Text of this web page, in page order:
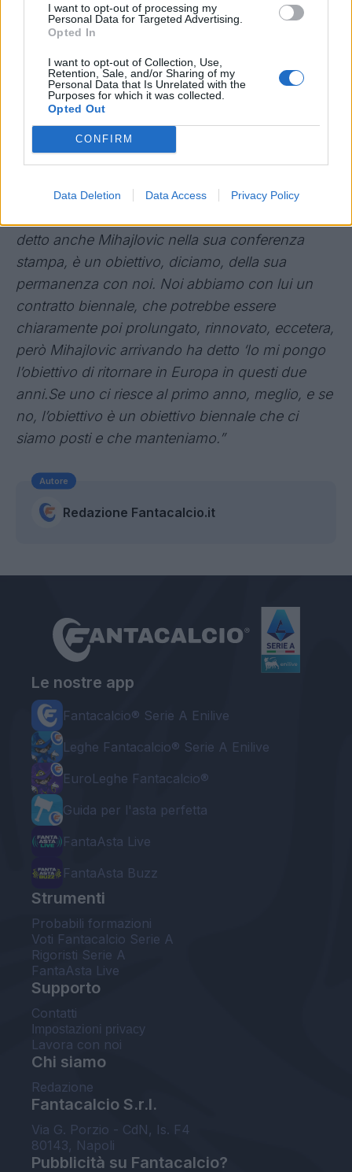
I want to opt-out of processing my
Personal Data for Targeted Advertising.
Opted In
I want to opt-out of Collection, Use,
Retention, Sale, and/or Sharing of my
Personal Data that Is Unrelated with the
Purposes for which it was collected.
Opted Out
CONFIRM
Data Deletion Data Access Privacy Policy
quest anno sono 34 milioni investiti, l’anno
scorso erano 26 l’anno prima 21 e l’anno prima
ancora erano 18, questo vuol dire che in 4 anni
abbiamo reinvestito 100 milioni non è poco, e poi
credo che la cosa importante non sia investire
per investire, ma di investire se c’è qualcosa a
ragion veduta, il mese di gennaio non è mai il
giocatori se li tiene.”
detto anche Mihajlovic nella sua conferenza
stampa, è un obiettivo, diciamo, della sua
permanenza con noi. Noi abbiamo con lui un
contratto biennale, che potrebbe essere
chiaramente poi prolungato, rinnovato, eccetera,
però Mihajlovic arrivando ha detto ‘Io mi pongo
l’obiettivo di ritornare in Europa in questi due
anni.Seuno ci riesce al primo anno, meglio, e se
no, l’obiettivo è un obiettivo biennale che ci
siamo posti e che manteniamo.”
Autore
Redazione Fantacalcio.it
Le nostre app
Fantacalcio® Serie A Enilive
Leghe Fantacalcio® Serie A Enilive
EuroLeghe Fantacalcio®
Guida per l'asta perfetta
FantaAsta Live
FantaAsta Buzz
Strumenti
Probabili formazioni
Voti Fantacalcio Serie A
Rigoristi Serie A
FantaAsta Live
Supporto
Contatti
Impostazioni privacy
Lavora con noi
Chi siamo
Redazione
Fantacalcio S.r.l.
Via G. Porzio - CdN, Is. F4
80143, Napoli
Pubblicità su Fantacalcio?